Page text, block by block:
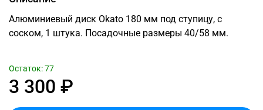
Алюминиевый диск Okato 180 мм под ступицу, с
соском, 1 штука. Посадочные размеры 40/58 мм.
3 300 ₽
Остаток: 77